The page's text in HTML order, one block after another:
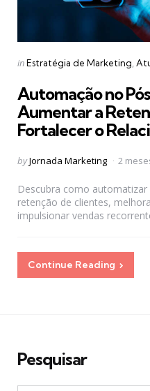
Categories
Posted
inEstratégia de Marketing
Automação no
Aumentar a
Fortalecer o
Posted
byJornada Marketing 2
Descubra como
retenção de clientes,
impulsionar vendas
Continue Reading
Pesquisar